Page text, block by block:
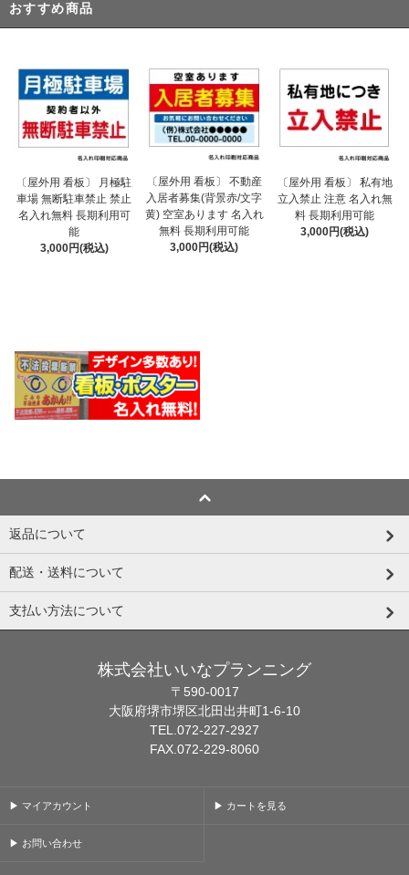
おすすめ商品
〔屋外用 看板〕 月極駐
車場 無断駐車禁止 禁止
名入れ無料 長期利用可
能
3,000円(税込)
〔屋外用 看板〕 不動産
入居者募集(背景赤/文字
黄) 空室あります 名入れ
無料 長期利用可能
3,000円(税込)
〔屋外用 看板〕 私有地
立入禁止 注意 名入れ無
料 長期利用可能
3,000円(税込)
返品について
配送・送料について
支払い方法について
株式会社いいなプランニング
〒590-0017
大阪府堺市堺区北田出井町1-6-10
TEL.072-227-2927
FAX.072-229-8060
▶ マイアカウント ▶ カートを見る
▶ お問い合わせ